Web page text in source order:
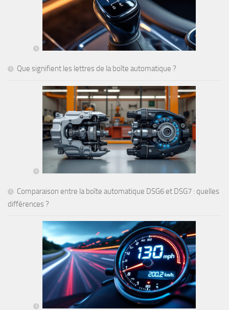
Que signifient les lettres de la boîte automatique ?
Comparaison entre la boîte automatique DSG6 et DSG7 : quelles
différences ?